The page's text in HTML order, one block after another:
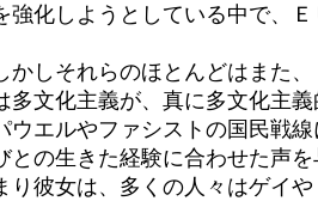
化しようとしている中で、Ｅ
しそれらのほとんどはまた、
文化主義が、真に多文化主義
エルやファシストの国民戦線
の生きた経験に合わせた声を
彼女は、多くの人々はゲイや